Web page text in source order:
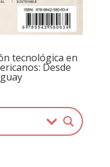
tecnológica en
Desde